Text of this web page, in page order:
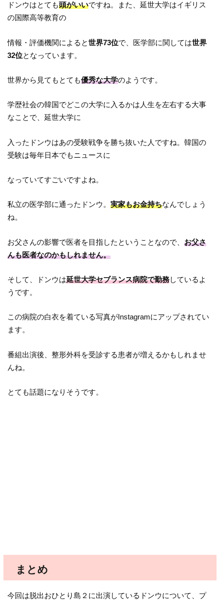
ドンウはとても頭がいいですね。また、延世大学はイギリス
の国際高等教育の
情報・評価機関によると世界73位で、医学部に関しては世界
32位となっています。
世界から見てもとても優秀な大学のようです。
学歴社会の韓国でどこの大学に入るかは人生を左右する大事
なことで、延世大学に
入ったドンウはあの受験戦争を勝ち抜いた人ですね。韓国の
受験は毎年日本でもニュースに
なっていてすごいですよね。
私立の医学部に通ったドンウ。実家もお金持ちなんでしょう
ね。
お父さんの影響で医者を目指したということなので、お父さ
んも医者なのかもしれません。
そして、ドンウは延世大学セブランス病院で勤務しているよ
うです。
この病院の白衣を着ている写真がInstagramにアップされてい
ます。
番組出演後、整形外科を受診する患者が増えるかもしれませ
んね。
とても話題になりそうです。
まとめ
今回は脱出おひとり島２に出演しているドンウについて、プ